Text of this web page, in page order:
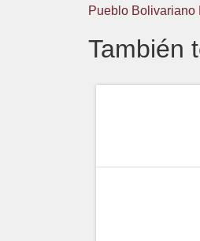
Pueblo Bolivariano
También